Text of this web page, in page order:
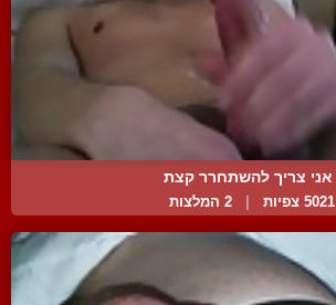
אני צריך להשתחרר קצת
5021 צפיות 2 המלצות